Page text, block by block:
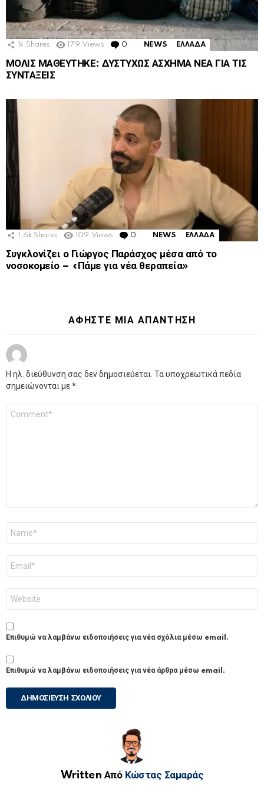
1k Shares 179 Views 0 Comments
NEWS ΕΛΛΑΔΑ
ΜΟΛΙΣ ΜΑΘΕΥΤΗΚΕ: ΔΥΣΤΥΧΩΣ ΑΣΧΗΜΑ ΝΕΑ ΓΙΑ ΤΙΣ
ΣΥΝΤΑΞΕΙΣ
1.6k Shares 109 Views 0 Comments
NEWS ΕΛΛΑΔΑ
Συγκλονίζει ο Γιώργος Παράσχος μέσα από το
νοσοκομείο – «Πάμε για νέα θεραπεία»
ΑΦΉΣΤΕ ΜΙΑ ΑΠΆΝΤΗΣΗ
Η ηλ. διεύθυνση σας δεν δημοσιεύεται. Τα υποχρεωτικά πεδία
σημειώνονται με*
Επιθυμώ να λαμβάνω ειδοποιήσεις για νέα σχόλια μέσω email.
Επιθυμώ να λαμβάνω ειδοποιήσεις για νέα άρθρα μέσω email.
Written Από Κώστας Σαμαράς